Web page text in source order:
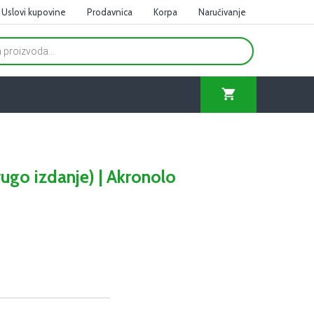
Uslovi kupovine Prodavnica Korpa Naručivanje
izdanje) | Akronolo